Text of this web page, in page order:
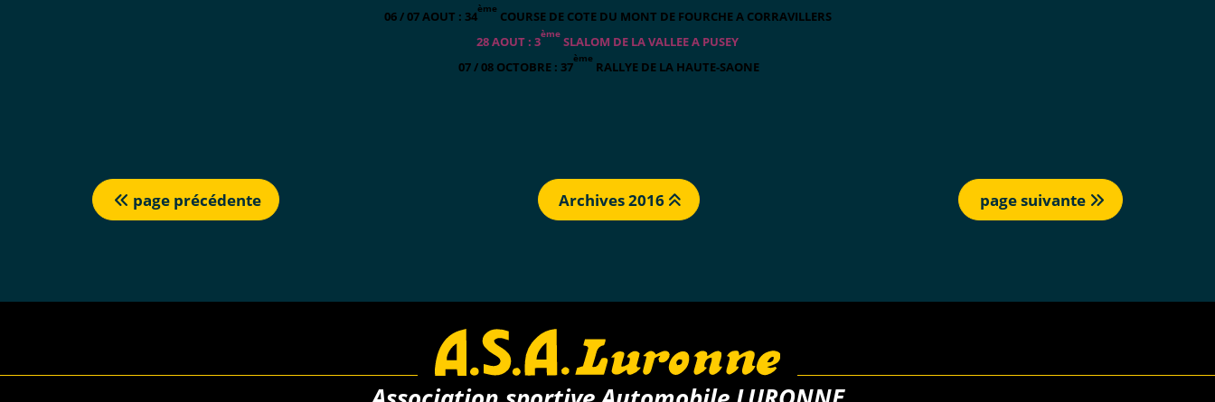
06 / 07 AOUT : 34ème COURSE DE COTE DU MONT DE FOURCHE A CORRAVILLERS
28 AOUT : 3ème SLALOM DE LA VALLEE A PUSEY
07 / 08 OCTOBRE : 37
ème
RALLYE DE LA HAUTE-SAONE
page précédente Archives 2016 page suivante